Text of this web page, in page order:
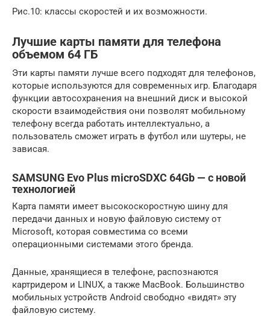
Рис.10: классы скоростей и их возможности.
Лучшие карты памяти для телефона
объемом 64 ГБ
Эти карты памяти лучше всего подходят для телефонов,
которые используются для современных игр. Благодаря
функции автосохранения на внешний диск и высокой
скорости взаимодействия они позволят мобильному
телефону всегда работать интеллектуально, а
пользователь сможет играть в футбол или шутеры, не
зависая.
SAMSUNG Evo Plus microSDXC 64Gb — с новой
технологией
Карта памяти имеет высокоскоростную шину для
передачи данных и новую файловую систему от
Microsoft, которая совместима со всеми
операционными системами этого бренда.
Данные, хранящиеся в телефоне, распознаются
картридером и LINUX, а также MacBook. Большинство
мобильных устройств Android свободно «видят» эту
файловую систему.